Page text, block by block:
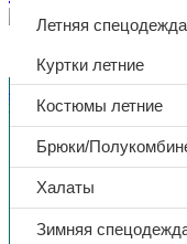
0
Летняя спецодежда
Куртки летние
Костюмы летние
Брюки/
Халаты
Зимняя
Главная страница»
приказу N61Н от